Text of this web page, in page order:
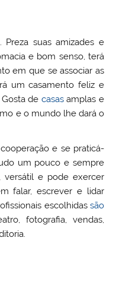
suas amizades e
e bom senso, terá
em que se associar as
um casamento feliz e
de casasamplas e
e o mundo lhe dará o
e se praticá-
um pouco e sempre
versátil e pode exercer
falar, escrever e lidar
escolhidas são
fotografia, vendas,